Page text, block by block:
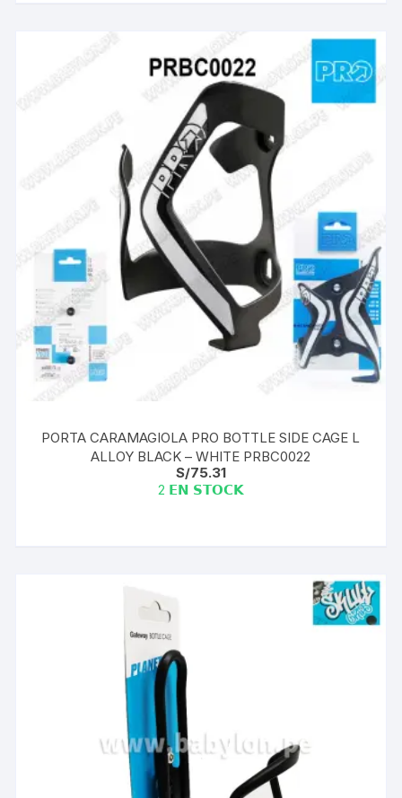
PORTA CARAMAGIOLA PRO BOTTLE SIDE CAGE L
ALLOY BLACK – WHITE PRBC0022
S/75.31
2 𝗘𝗡 𝗦𝗧𝗢𝗖𝗞